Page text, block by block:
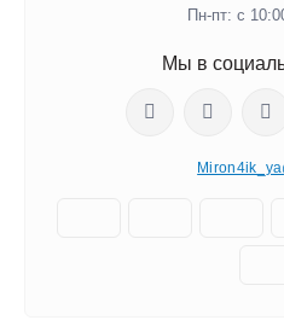
Пн-пт: с
Мы в